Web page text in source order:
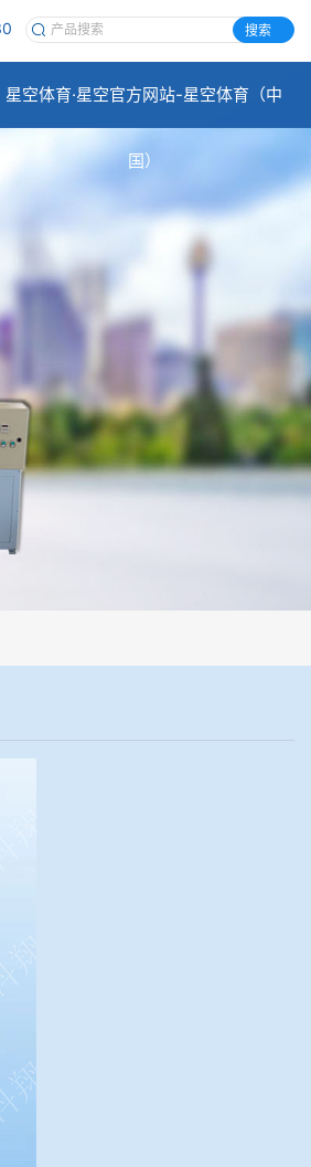
搜索
星空体育·星空官方网站-星空体育（中
国）
焦球形状与人工制焦球法一致或优于人工